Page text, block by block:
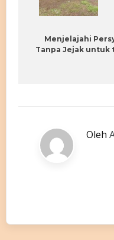
Menjelajahi
Tanpa Jejak untuk
Oleh